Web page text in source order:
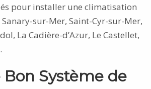
pour installer une climatisation
sur-Mer, Saint-Cyr-sur-Mer,
La Cadière-d’Azur, Le Castellet,
Bon Système de